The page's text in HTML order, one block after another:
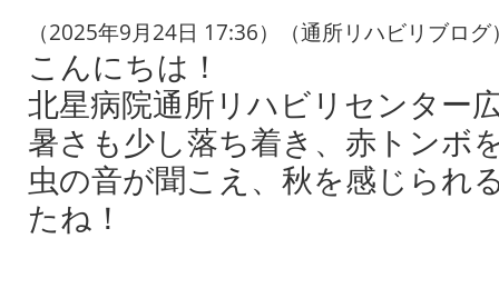
（2025年9月24日 17:36）（通所リハビリブログ
こんにちは！
北星病院通所リハビリセンター
暑さも少し落ち着き、赤トンボ
虫の音が聞こえ、秋を感じられ
たね！